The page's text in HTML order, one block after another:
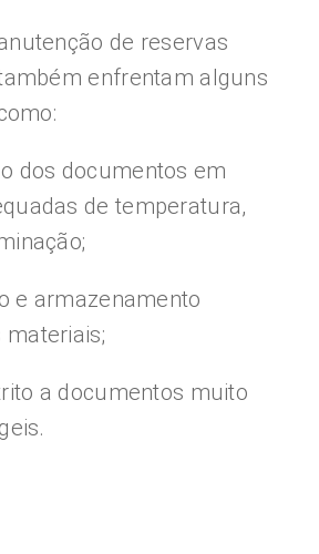
de reservas
enfrentam alguns
dos documentos em
de temperatura,
e armazenamento
materiais;
a documentos muito